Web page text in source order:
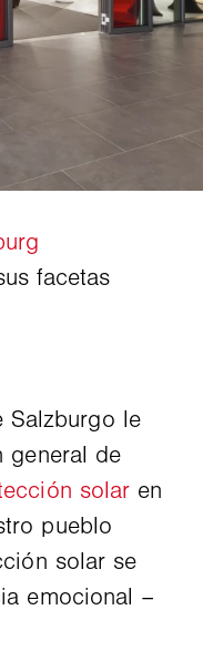
Salzburgo le
general de
solaren
pueblo
solar se
emocional –